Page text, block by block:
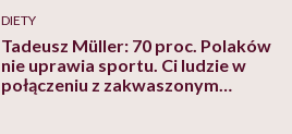
DIETY
Tadeusz Müller: 70 proc. Polaków
nie uprawia sportu. Ci ludzie w
połączeniu z zakwaszonym